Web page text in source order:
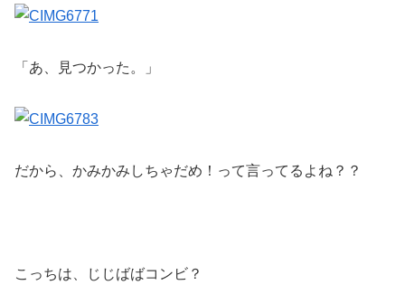
「あ、見つかった。」
だから、かみかみしちゃだめ！って言ってるよね？？
こっちは、じじばばコンビ？